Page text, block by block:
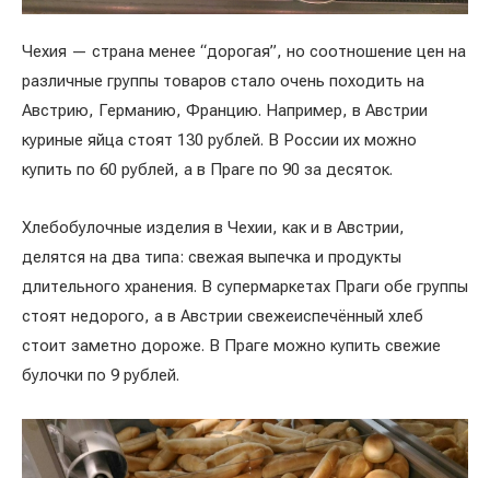
Чехия — страна менее “дорогая”, но соотношение цен на
различные группы товаров стало очень походить на
Австрию, Германию, Францию. Например, в Австрии
куриные яйца стоят 130 рублей. В России их можно
купить по 60 рублей, а в Праге по 90 за десяток.
Хлебобулочные изделия в Чехии, как и в Австрии,
делятся на два типа: свежая выпечка и продукты
длительного хранения. В супермаркетах Праги обе группы
стоят недорого, а в Австрии свежеиспечённый хлеб
стоит заметно дороже. В Праге можно купить свежие
булочки по 9 рублей.